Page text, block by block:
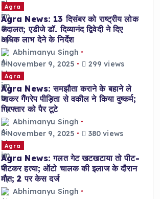
Agra
Agra News: 13 दिसंबर को राष्ट्रीय लोक
अदालत; एडीजे डॉ. दिव्यानंद द्विवेदी ने दिए
अधिक लाभ देने के निर्देश
Abhimanyu Singh
November 9, 2025
299 views
Agra
Agra News: समझौता कराने के बहाने ले
जाकर गैंगरेप पीड़िता से वकील ने किया दुष्कर्म;
गिरफ्तार को पैर टूटे
Abhimanyu Singh
November 9, 2025
380 views
Agra
Agra News: गलत गेट खटखटाया तो पीट-
पीटकर हत्या; ऑटो चालक की इलाज के दौरान
मौत; 2 पर केस दर्ज
Abhimanyu Singh